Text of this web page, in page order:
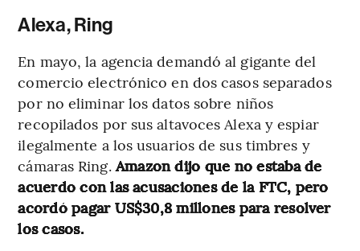
Alexa, Ring
En mayo, la agencia demandó al gigante del
comercio electrónico en dos casos separados
por no eliminar los datos sobre niños
recopilados por sus altavoces Alexa y espiar
ilegalmente a los usuarios de sus timbres y
cámaras Ring.Amazon dijo que no estaba de
acuerdo con las acusaciones de la FTC, pero
acordó pagar US$30,8 millones para resolver
los casos.